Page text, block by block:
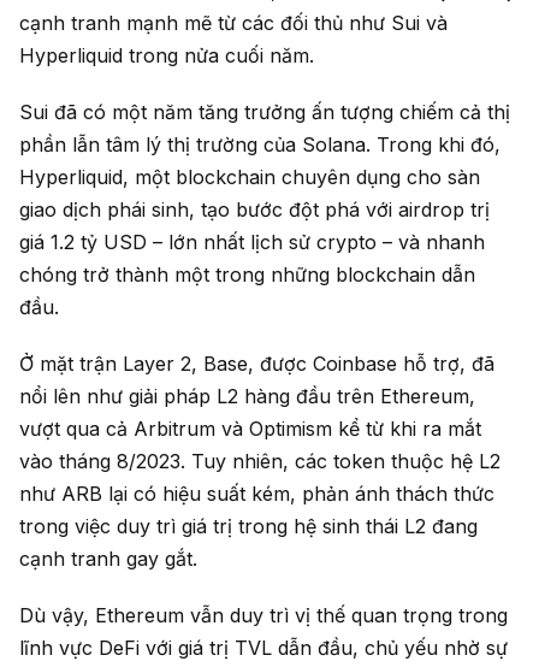
cạnh tranh mạnh mẽ từ các đối thủ như Sui và
Hyperliquid trong nửa cuối năm.
Sui đã có một năm tăng trưởng ấn tượng chiếm cả thị
phần lẫn tâm lý thị trường của Solana. Trong khi đó,
Hyperliquid, một blockchain chuyên dụng cho sàn
giao dịch phái sinh, tạo bước đột phá với airdrop trị
giá 1.2 tỷ USD – lớn nhất lịch sử crypto – và nhanh
chóng trở thành một trong những blockchain dẫn
đầu.
Ở mặt trận Layer 2, Base, được Coinbase hỗ trợ, đã
nổi lên như giải pháp L2 hàng đầu trên Ethereum,
vượt qua cả Arbitrum và Optimism kể từ khi ra mắt
vào tháng 8/2023. Tuy nhiên, các token thuộc hệ L2
như ARB lại có hiệu suất kém, phản ánh thách thức
trong việc duy trì giá trị trong hệ sinh thái L2 đang
cạnh tranh gay gắt.
Dù vậy, Ethereum vẫn duy trì vị thế quan trọng trong
lĩnh vực DeFi với giá trị TVL dẫn đầu, chủ yếu nhờ sự